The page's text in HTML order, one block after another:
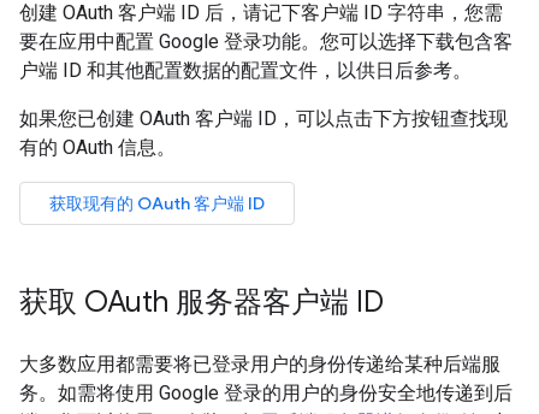
创建 OAuth 客户端 ID 后，请记下客户端 ID 字符串，您需
要在应用中配置 Google 登录功能。您可以选择下载包含客
户端 ID 和其他配置数据的配置文件，以供日后参考。
如果您已创建 OAuth 客户端 ID，可以点击下方按钮查找现
有的 OAuth 信息。
获取现有的 OAuth 客户端 ID
获取 OAuth 服务器客户端 ID
大多数应用都需要将已登录用户的身份传递给某种后端服
务。如需将使用 Google 登录的用户的身份安全地传递到后